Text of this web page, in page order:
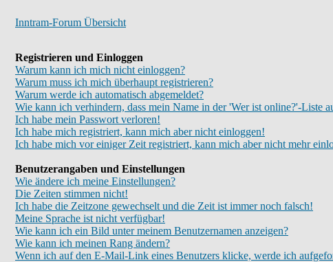
Inntram-Forum Übersicht
Registrieren und Einloggen
Warum kann ich mich nicht einloggen?
Warum muss ich mich überhaupt registrieren?
Warum werde ich automatisch abgemeldet?
Wie kann ich verhindern, dass mein Name in der 'Wer ist online?'-Liste
Ich habe mein Passwort verloren!
Ich habe mich registriert, kann mich aber nicht einloggen!
Ich habe mich vor einiger Zeit registriert, kann mich aber nicht mehr
Benutzerangaben und Einstellungen
Wie ändere ich meine Einstellungen?
Die Zeiten stimmen nicht!
Ich habe die Zeitzone gewechselt und die Zeit ist immer noch falsch!
Meine Sprache ist nicht verfügbar!
Wie kann ich ein Bild unter meinem Benutzernamen anzeigen?
Wie kann ich meinen Rang ändern?
Wenn ich auf den E-Mail-Link eines Benutzers klicke, werde ich